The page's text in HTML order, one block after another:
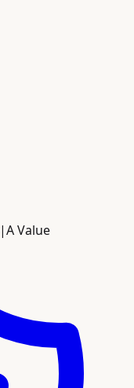
|A Value